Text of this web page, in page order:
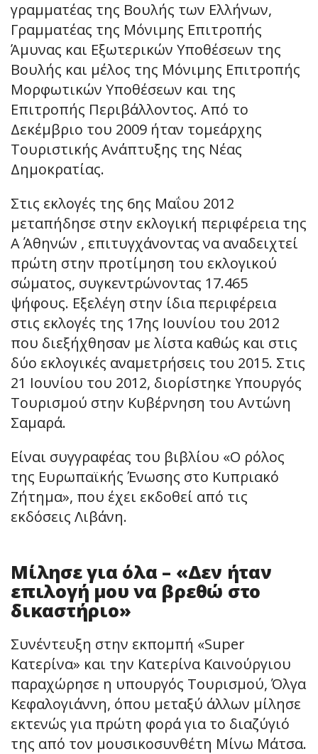
γραμματέας της Βουλής των Ελλήνων,
Γραμματέας της Μόνιμης Επιτροπής
Άμυνας και Εξωτερικών Υποθέσεων της
Βουλής και μέλος της Μόνιμης Επιτροπής
Μορφωτικών Υποθέσεων και της
Επιτροπής Περιβάλλοντος. Από το
Δεκέμβριο του 2009 ήταν τομεάρχης
Τουριστικής Ανάπτυξης της Νέας
Δημοκρατίας.
Στις εκλογές της 6ης Μαΐου 2012
μεταπήδησε στην εκλογική περιφέρεια της
Α΄ Αθηνών , επιτυγχάνοντας να αναδειχτεί
πρώτη στην προτίμηση του εκλογικού
σώματος, συγκεντρώνοντας 17.465
ψήφους. Εξελέγη στην ίδια περιφέρεια
στις εκλογές της 17ης Ιουνίου του 2012
που διεξήχθησαν με λίστα καθώς και στις
δύο εκλογικές αναμετρήσεις του 2015. Στις
21 Ιουνίου του 2012, διορίστηκε Υπουργός
Τουρισμού στην Κυβέρνηση του Αντώνη
Σαμαρά.
Είναι συγγραφέας του βιβλίου «Ο ρόλος
της Ευρωπαϊκής Ένωσης στο Κυπριακό
Ζήτημα», που έχει εκδοθεί από τις
εκδόσεις Λιβάνη.
Μίλησε για όλα – «Δεν ήταν
επιλογή μου να βρεθώ στο
δικαστήριο»
Συνέντευξη στην εκπομπή «Super
Κατερίνα» και την Κατερίνα Καινούργιου
παραχώρησε η υπουργός Τουρισμού, Όλγα
Κεφαλογιάννη, όπου μεταξύ άλλων μίλησε
εκτενώς για πρώτη φορά για το διαζύγιό
της από τον μουσικοσυνθέτη Μίνω Μάτσα.